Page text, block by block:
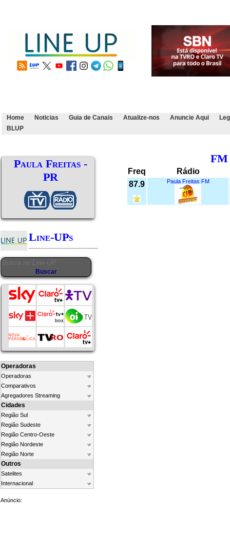
Home Noticias Guia de Canais Atualize-nos Anuncie Aqui
BLUP
Paula Freitas -
PR
Line-UPs
Operadoras
Operadoras
Comparativos
Agregadores Streaming
Cidades
Região Sul
Região Sudeste
Região Centro-Oeste
Região Nordeste
Região Norte
Outros
Satelites
Internacional
Anúncio:
FM
Freq
Rádio
87.9
Paula Freitas FM